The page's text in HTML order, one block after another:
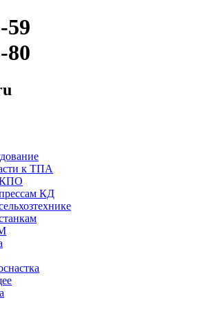
59
80
к ТПА
КПО
КД